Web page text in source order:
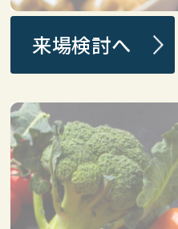
来場検討へ